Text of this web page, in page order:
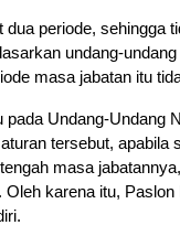
dua periode, sehingga
undang-
masa jabatan itu
pada Undang-Undang
tersebut, apabila
masa
Oleh karena itu,